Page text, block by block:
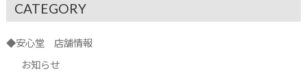
CATEGORY
◆安心堂 店舗情報
お知らせ